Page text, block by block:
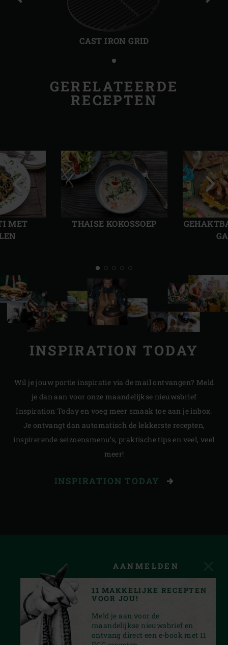
CAST IRON GRID
GERELATEERDE
RECEPTEN
MET
THAISE KOKOSSOEP
Vorige
slide
slide
INSPIRATION TODAY
Wil je jouw portie inspiratie via de mail ontvangen? Meld
je dan aan voor onze maandelijkse nieuwsbrief
Inspiration Today en voeg meer smaak toe aan je inbox.
Je ontvangt dan automatisch de lekkerste recepten,
inspirerende seizoensmenu’s, praktische tips en veel, veel
meer!
INSPIRATION TODAY
AANMELDEN
11 MAKKELIJKE RECEPTEN
VOOR JOU!
Meld je aan voor de
maandelijkse nieuwsbrief en
ontvang direct een e-book met 11